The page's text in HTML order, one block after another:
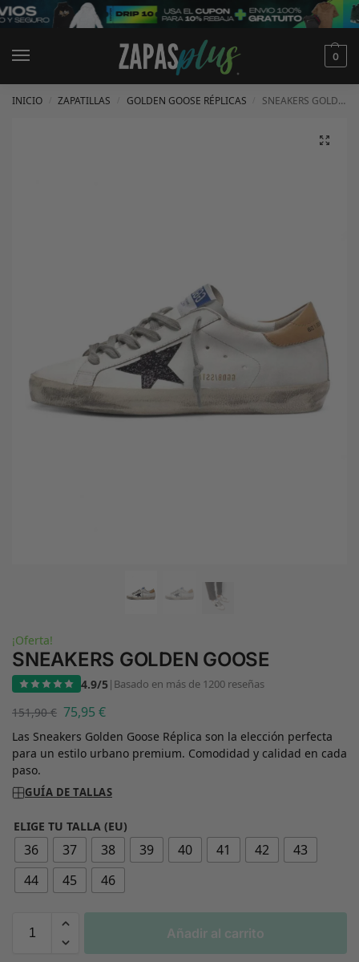
0
INICIO ZAPATILLAS GOLDEN GOOSE RÉPLICAS SNEAKERS GOLDEN GOOSE
¡Oferta!
SNEAKERS GOLDEN GOOSE
4.9/5| Basado en más de 1200 reseñas
151,90€ 75,95 €
Las Sneakers Golden Goose Réplica son la elección perfecta
para un estilo urbano premium. Comodidad y calidad en cada
paso.
GUÍA DE TALLAS
ELIGE TU TALLA (EU)
36 37 38 39 40 41 42
43
44
45 46
Añadir al carrito